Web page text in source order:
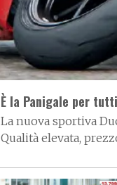
È la Panigale per
La nuova sportiva
Qualità elevata,